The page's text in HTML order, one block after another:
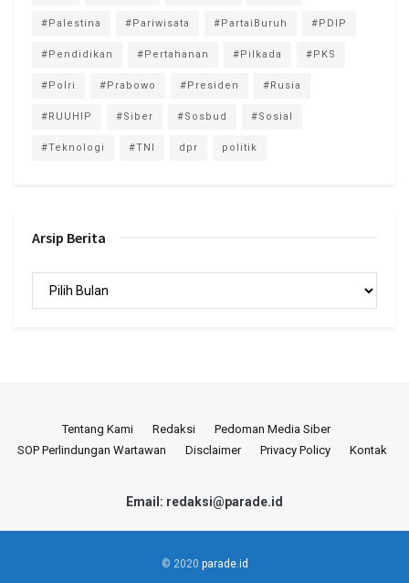
#Palestina #Pariwisata #PartaiBuruh #PDIP
#Pendidikan #Pertahanan #Pilkada #PKS
#Polri #Prabowo #Presiden #Rusia
#RUUHIP #Siber #Sosbud #Sosial
#Teknologi #TNI dpr politik
Arsip Berita
Tentang Kami Redaksi
Pedoman Media Siber
SOP Perlindungan Wartawan
Disclaimer Privacy Policy Kontak
Email: redaksi@parade.id
© 2020 parade.id